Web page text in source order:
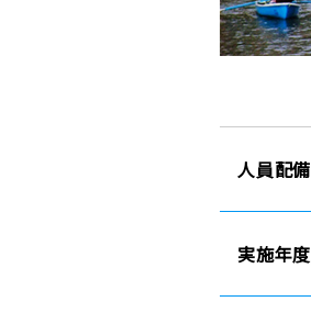
人員配備
実施年度